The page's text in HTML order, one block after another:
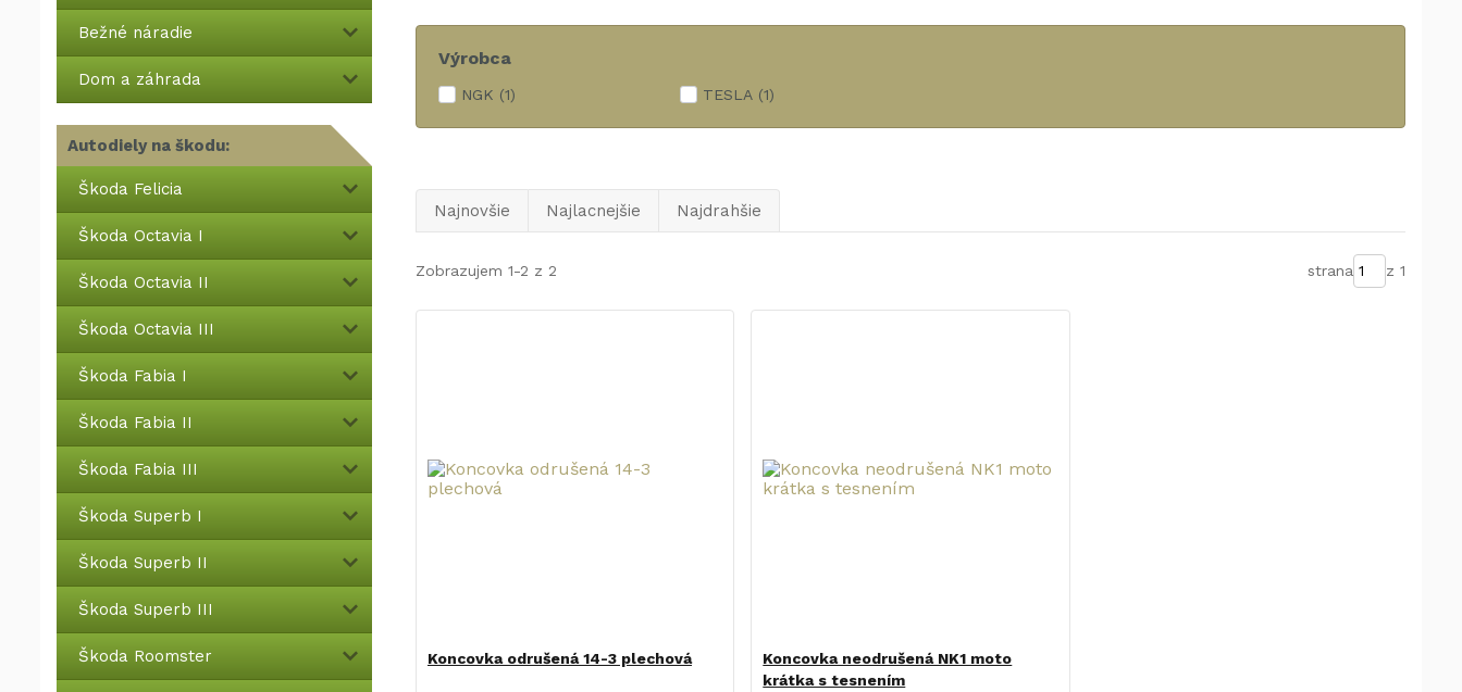
Bežné náradie
Dom a záhrada
Autodiely na škodu:
Škoda Felicia
Škoda Octavia I
Škoda Octavia II
Škoda Octavia III
Škoda Fabia I
Škoda Fabia II
Škoda Fabia III
Škoda Superb I
Škoda Superb II
Škoda Superb III
Škoda Roomster
Výrobca
NGK (1) TESLA (1)
Najnovšie Najlacnejšie Najdrahšie
Zobrazujem 1-2 z 2 strana z 1
Koncovka odrušená 14-3 plechová
Koncovka neodrušená NK1 moto
krátka s tesnením